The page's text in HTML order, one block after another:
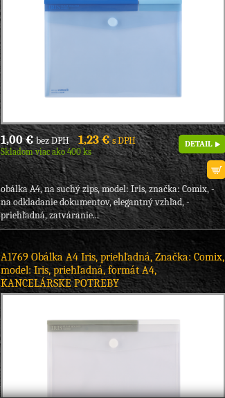
1,00 €bez DPH 1,23 €s DPH
Skladom viac ako 400 ks
DETAIL
obálka A4, na suchý zips, model: Iris, značka: Comix, -
na odkladanie dokumentov, elegantný vzhľad, -
priehľadná, zatváranie...
A1769 Obálka A4 Iris, priehľadná, Značka: Comix,
model: Iris, priehľadná, formát A4,
KANCELÁRSKE POTREBY